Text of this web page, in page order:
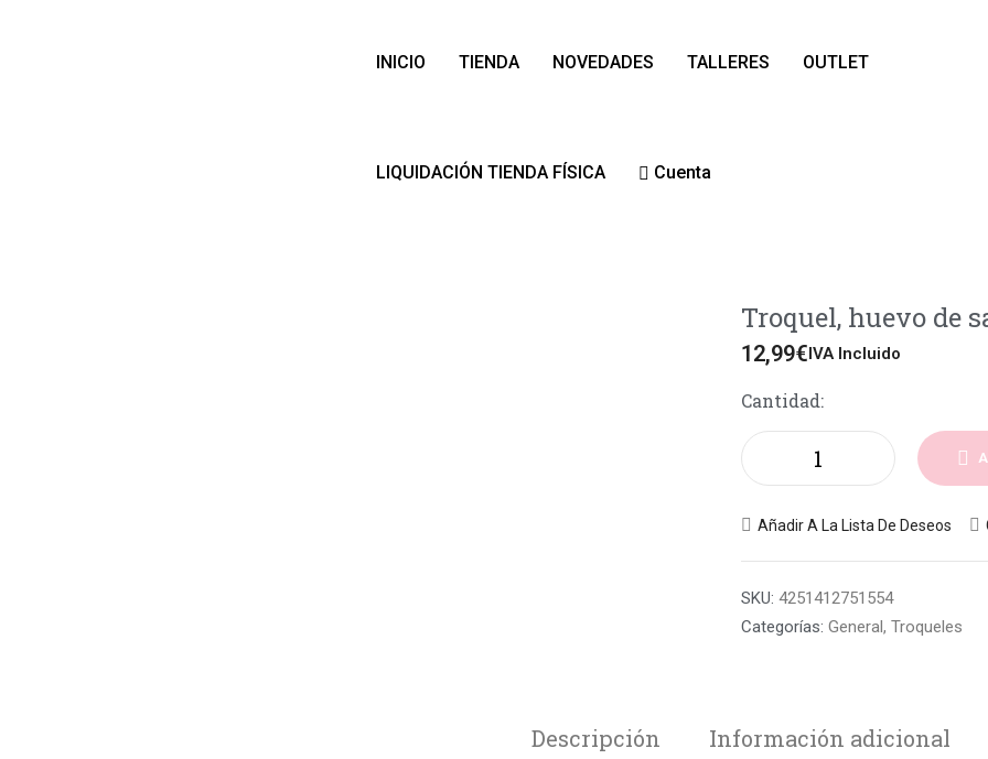
INICIO TIENDA NOVEDADES TALLERES OUTLET
LIQUIDACIÓN TIENDA FÍSICA Cuenta
Troquel, huevo de
12,99€IVA Incluido
Cantidad:
Añadir A La Lista De Deseos
SKU: 4251412751554
Categorías: General, Troqueles
Descripción Información adicional